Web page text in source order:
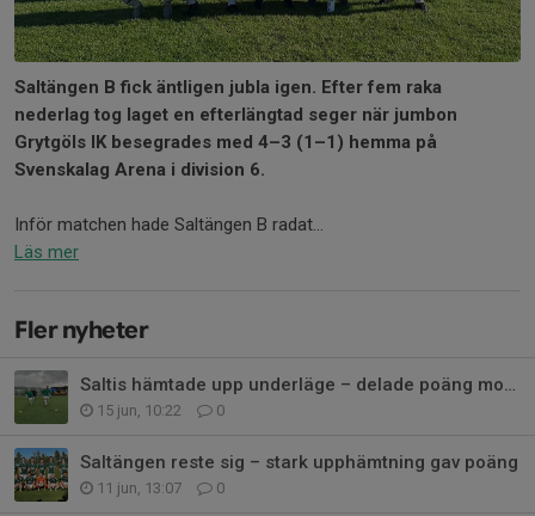
Saltängen B fick äntligen jubla igen. Efter fem raka
nederlag tog laget en efterlängtad seger när jumbon
Grytgöls IK besegrades med 4–3 (1–1) hemma på
Svenskalag Arena i division 6.
Inför matchen hade Saltängen B radat...
Läs mer
Fler nyheter
Saltis hämtade upp underläge – delade poäng mot Lindö B
15 jun, 10:22 0
Saltängen reste sig – stark upphämtning gav poäng
11 jun, 13:07 0